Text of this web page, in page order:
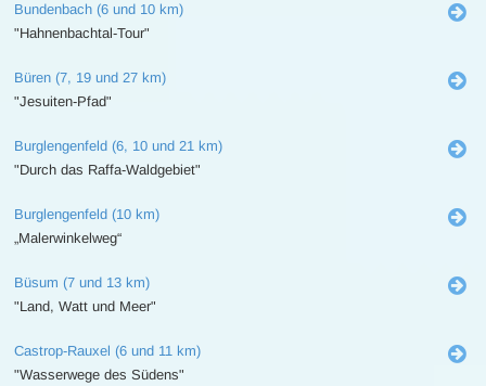
Bundenbach (6 und 10 km)
"Hahnenbachtal-Tour"
Büren (7, 19 und 27 km)
"Jesuiten-Pfad"
Burglengenfeld (6, 10 und 21 km)
"Durch das Raffa-Waldgebiet"
Burglengenfeld (10 km)
„Malerwinkelweg“
Büsum (7 und 13 km)
"Land, Watt und Meer"
Castrop-Rauxel (6 und 11 km)
"Wasserwege des Südens"